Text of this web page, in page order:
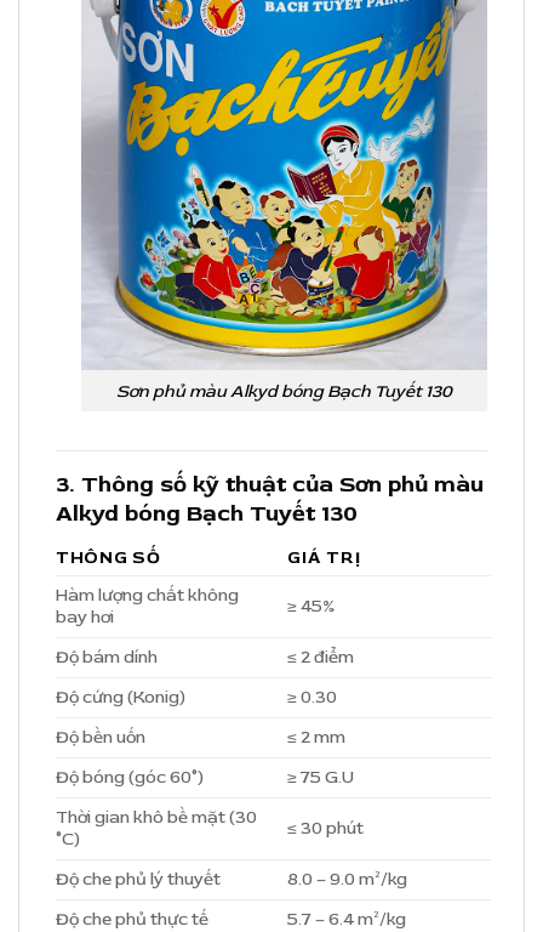
Sơn phủ màu Alkyd bóng Bạch Tuyết 130
3. Thông số kỹ thuật của Sơn phủ màu
Alkyd bóng Bạch Tuyết 130
THÔNG SỐ
GIÁ TRỊ
Hàm lượng chất không
bay hơi
≥ 45%
Độ bám dính
≤ 2 điểm
Độ cứng (Konig)
≥ 0.30
Độ bền uốn
≤ 2 mm
Độ bóng (góc 60°)
≥ 75 G.U
Thời gian khô bề mặt (30
°C)
≤ 30 phút
Độ che phủ lý thuyết
8.0 – 9.0 m²/kg
Độ che phủ thực tế
5.7 – 6.4 m²/kg